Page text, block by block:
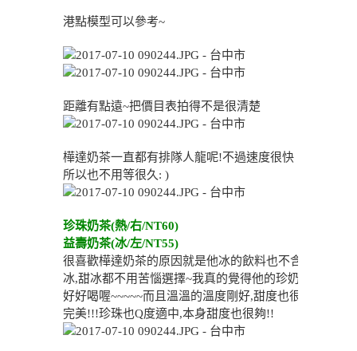
港點模型可以參考~
距離有點遠~把價目表拍得不是很清楚
樺達奶茶一直都有排隊人龍呢!不過速度很快
所以也不用等很久: )
珍珠奶茶(熱/右/NT60)
益壽奶茶(冰/左/NT55)
很喜歡樺達奶茶的原因就是他冰的飲料也不含
冰,甜冰都不用苦惱選擇~我真的覺得他的珍奶
好好喝喔~~~~~而且溫溫的溫度剛好,甜度也很
完美!!!珍珠也Q度適中,本身甜度也很夠!!